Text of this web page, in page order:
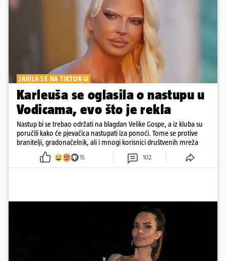
JAVILA SE NA TIKTOK-U
Karleuša se oglasila o nastupu u
Vodicama, evo što je rekla
Nastup bi se trebao održati na blagdan Velike Gospe, a iz kluba su
poručili kako će pjevačica nastupati iza ponoći. Tome se protive
branitelji, gradonačelnik, ali i mnogi korisnici društvenih mreža
15 102